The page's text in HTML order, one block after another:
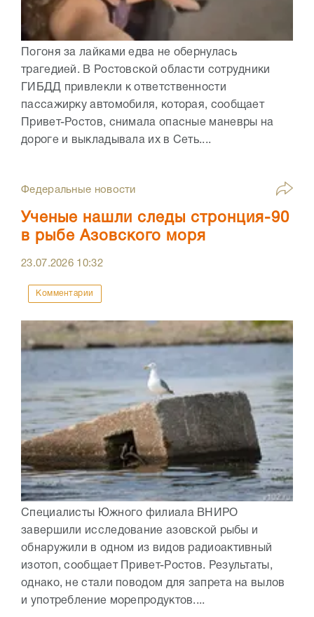
Погоня за лайками едва не обернулась
трагедией. В Ростовской области сотрудники
ГИБДД привлекли к ответственности
пассажирку автомобиля, которая, сообщает
Привет-Ростов, снимала опасные маневры на
дороге и выкладывала их в Сеть....
Федеральные новости
Ученые нашли следы стронция-90
в рыбе Азовского моря
23.07.2026 10:32
Комментарии
Специалисты Южного филиала ВНИРО
завершили исследование азовской рыбы и
обнаружили в одном из видов радиоактивный
изотоп, сообщает Привет-Ростов. Результаты,
однако, не стали поводом для запрета на вылов
и употребление морепродуктов....